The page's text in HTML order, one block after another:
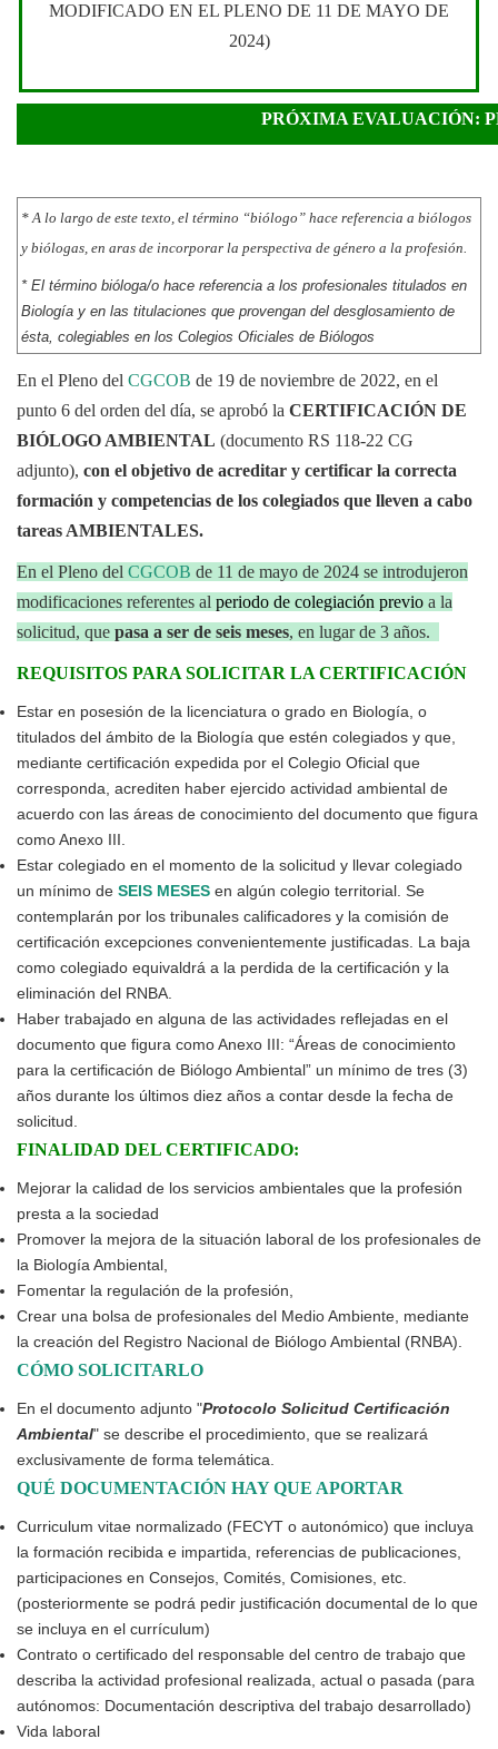
MODIFICADO EN EL PLENO DE 11 DE MAYO DE
2024)
PRÓXIMA EVALUACIÓN:
* A lo largo de este texto, el término “biólogo” hace referencia a biólogos
y biólogas, en aras de incorporar la perspectiva de género a la profesión.
* El término bióloga/o hace referencia a los profesionales titulados en
Biología y en las titulaciones que provengan del desglosamiento de
ésta, colegiables en los Colegios Oficiales de Biólogos
En el Pleno del CGCOB de 19 de noviembre de 2022, en el
punto 6 del orden del día, se aprobó la CERTIFICACIÓN DE
BIÓLOGO AMBIENTAL (documento RS 118-22 CG
adjunto), con el objetivo de acreditar y certificar la correcta
formación y competencias de los colegiados que lleven a cabo
tareas AMBIENTALES.
En el Pleno del CGCOB de 11 de mayo de 2024 se introdujeron
modificaciones referentes al periodo de colegiación previo a la
solicitud, que pasa a ser de seis meses, en lugar de 3 años.
REQUISITOS PARA SOLICITAR LA CERTIFICACIÓN
Estar en posesión de la licenciatura o grado en Biología, o
titulados del ámbito de la Biología que estén colegiados y que,
mediante certificación expedida por el Colegio Oficial que
corresponda, acrediten haber ejercido actividad ambiental de
acuerdo con las áreas de conocimiento del documento que figura
como Anexo III.
Estar colegiado en el momento de la solicitud y llevar colegiado
un mínimo de SEIS MESES en algún colegio territorial. Se
contemplarán por los tribunales calificadores y la comisión de
certificación excepciones convenientemente justificadas. La baja
como colegiado equivaldrá a la perdida de la certificación y la
eliminación del RNBA.
Haber trabajado en alguna de las actividades reflejadas en el
documento que figura como Anexo III: “Áreas de conocimiento
para la certificación de Biólogo Ambiental” un mínimo de tres (3)
años durante los últimos diez años a contar desde la fecha de
solicitud.
FINALIDAD DEL CERTIFICADO:
Mejorar la calidad de los servicios ambientales que la profesión
presta a la sociedad
Promover la mejora de la situación laboral de los profesionales de
la Biología Ambiental,
Fomentar la regulación de la profesión,
Crear una bolsa de profesionales del Medio Ambiente, mediante
la creación del Registro Nacional de Biólogo Ambiental (RNBA).
CÓMO SOLICITARLO
En el documento adjunto "Protocolo Solicitud Certificación
Ambiental" se describe el procedimiento, que se realizará
exclusivamente de forma telemática.
QUÉ DOCUMENTACIÓN HAY QUE APORTAR
Curriculum vitae normalizado (FECYT o autonómico) que incluya
la formación recibida e impartida, referencias de publicaciones,
participaciones en Consejos, Comités, Comisiones, etc.
(posteriormente se podrá pedir justificación documental de lo que
se incluya en el currículum)
Contrato o certificado del responsable del centro de trabajo que
describa la actividad profesional realizada, actual o pasada (para
autónomos: Documentación descriptiva del trabajo desarrollado)
Vida laboral